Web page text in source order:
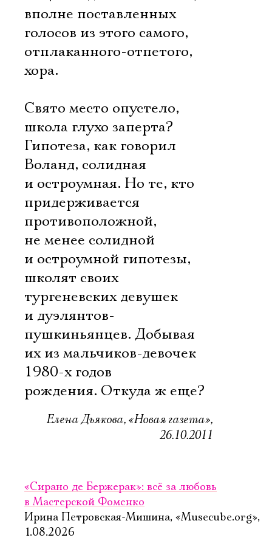
вполне поставленных
голосов из этого самого,
отплаканного-отпетого,
хора.
Свято место опустело,
школа глухо заперта?
Гипотеза, как говорил
Воланд, солидная
и остроумная. Но те, кто
придерживается
противоположной,
не менее солидной
и остроумной гипотезы, 
школят своих
тургеневских девушек
и дуэлянтов-
пушкиньянцев. Добывая
их из мальчиков-девочек
1980-х годов
рождения. Откуда ж еще?
Елена Дьякова, «Новая газета»,
26.10.2011
«Сирано де Бержерак»: всё за любовь
в Мастерской Фоменко
Ирина Петровская-Мишина, «Musecube.org»,
1.08.2026